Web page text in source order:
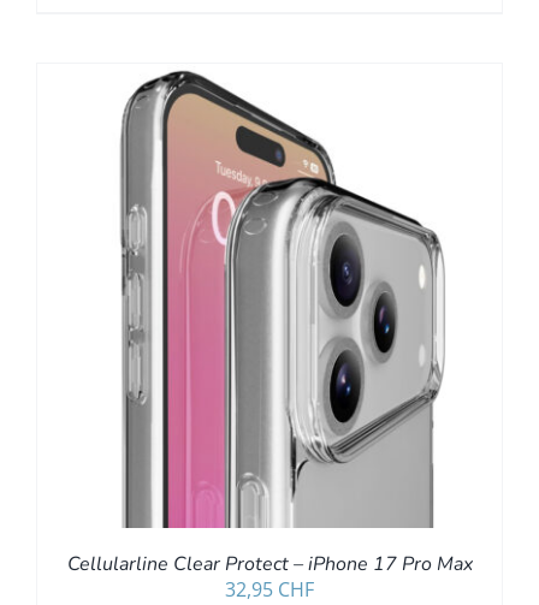
Cellularline Clear Protect – iPhone 17 Pro Max
32,95 CHF